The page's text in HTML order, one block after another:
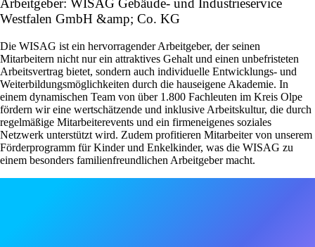
Arbeitgeber: WISAG Gebäude- und Industrieservice
Westfalen GmbH &amp; Co. KG
Die WISAG ist ein hervorragender Arbeitgeber, der seinen
Mitarbeitern nicht nur ein attraktives Gehalt und einen unbefristeten
Arbeitsvertrag bietet, sondern auch individuelle Entwicklungs- und
Weiterbildungsmöglichkeiten durch die hauseigene Akademie. In
einem dynamischen Team von über 1.800 Fachleuten im Kreis Olpe
fördern wir eine wertschätzende und inklusive Arbeitskultur, die durch
regelmäßige Mitarbeiterevents und ein firmeneigenes soziales
Netzwerk unterstützt wird. Zudem profitieren Mitarbeiter von unserem
Förderprogramm für Kinder und Enkelkinder, was die WISAG zu
einem besonders familienfreundlichen Arbeitgeber macht.